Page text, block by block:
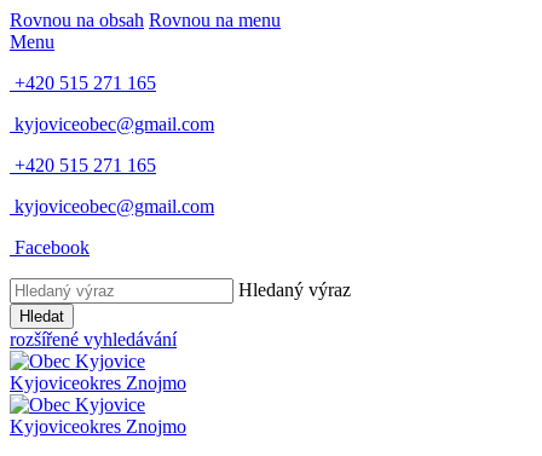
Rovnou na obsah Rovnou na menu
Menu
+420 515 271 165
kyjoviceobec@gmail.com
+420 515 271 165
kyjoviceobec@gmail.com
Facebook
Hledaný výraz
Hledat
rozšířené vyhledávání
Kyjoviceokres Znojmo
Kyjoviceokres Znojmo